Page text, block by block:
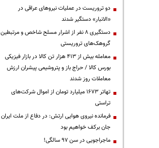
دو تروریست در عملیات نیروهای عراقی در
«الانبار» دستگیر شدند
دستگیری ۸ نفر از اشرار مسلح شاخص و مرتبطین
گروهک‌های تروریستی
معامله بیش از ۴۱۳ هزار تن کالا در بازار فیزیکی
بورس کالا / حراج باز و پتروشیمی پیشران ارزش
معاملات روز شدند
تهاتر ۱۶۷۳ میلیارد تومان از اموال شرکت‌های
تراستی
فرمانده نیروی هوایی ارتش: در دفاع از ملت ایران
جان برکف خواهیم بود
ماجراجویی در سن ۹۷ سالگی!